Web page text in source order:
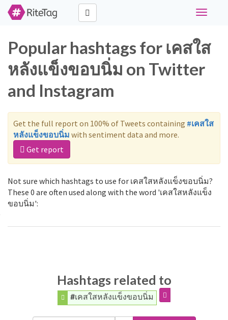
Toggle
Popular hashtags for เคสใส
หลังแข็งขอบนิ่ม on Twitter
and Instagram
Get the full report on 100% of Tweets containing #เคสใส
หลังแข็งขอบนิ่ม with sentiment data and more.
Get report
Not sure which hashtags to use for เคสใสหลังแข็งขอบนิ่ม?
These 0 are often used along with the word 'เคสใสหลังแข็ง
ขอบนิ่ม':
Hashtags related to
#เคสใสหลังแข็งขอบนิ่ม